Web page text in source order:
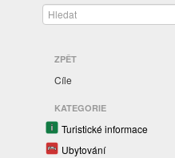
ZPĚT
Cíle
KATEGORIE
Turistické informace
Ubytování